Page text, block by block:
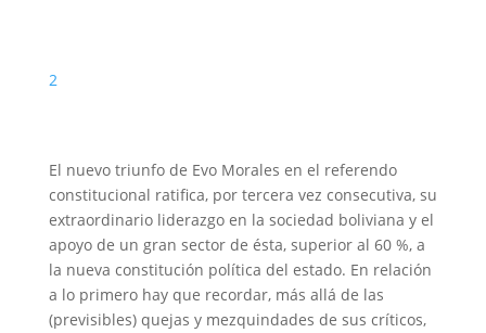
2
El nuevo triunfo de Evo Morales en el referendo
constitucional ratifica, por tercera vez consecutiva, su
extraordinario liderazgo en la sociedad boliviana y el
apoyo de un gran sector de ésta, superior al 60 %, a
la nueva constitución política del estado. En relación
a lo primero hay que recordar, más allá de las
(previsibles) quejas y mezquindades de sus críticos,